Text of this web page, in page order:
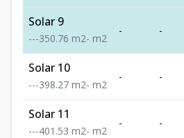
Solar 9
---350.76 m2- m2
- -
Solar 10
---398.27 m2- m2
- -
Solar 11
---401.53 m2- m2
- -